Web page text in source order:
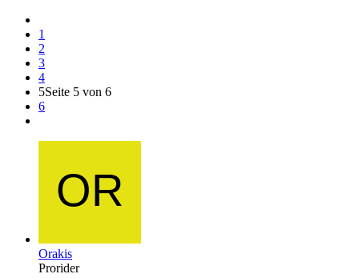
1
2
3
4
5Seite 5 von 6
6
Orakis
Prorider